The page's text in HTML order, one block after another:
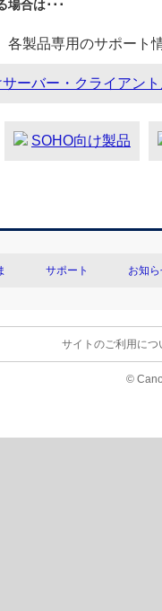
場合は･･･
各製品専用のサポート
ーバー・クライアン
SOHO向け製品
サポート お知
サイトのご利用につ
©